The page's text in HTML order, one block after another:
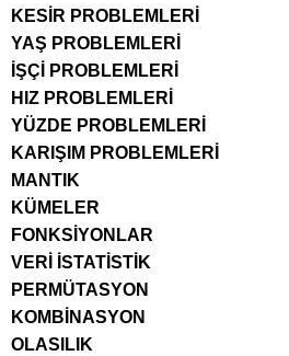
KESİR PROBLEMLERİ
YAŞ PROBLEMLERİ
İŞÇİ PROBLEMLERİ
HIZ PROBLEMLERİ
YÜZDE PROBLEMLERİ
KARIŞIM PROBLEMLERİ
MANTIK
KÜMELER
FONKSİYONLAR
VERİ İSTATİSTİK
PERMÜTASYON
KOMBİNASYON
OLASILIK